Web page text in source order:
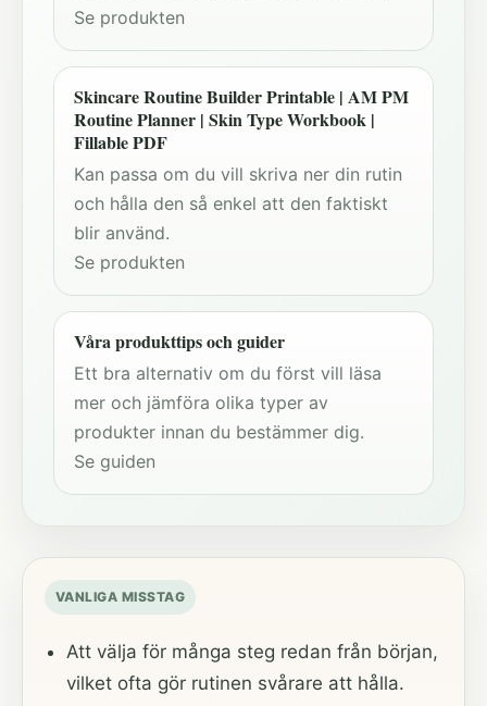
Se produkten
Skincare Routine Builder Printable | AM PM
Routine Planner | Skin Type Workbook |
Fillable PDF
Kan passa om du vill skriva ner din rutin
och hålla den så enkel att den faktiskt
blir använd.
Se produkten
Våra produkttips och guider
Ett bra alternativ om du först vill läsa
mer och jämföra olika typer av
produkter innan du bestämmer dig.
Se guiden
VANLIGA MISSTAG
Att välja för många steg redan från början,
vilket ofta gör rutinen svårare att hålla.